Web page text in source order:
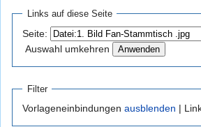
Links auf diese Seite
Seite:
Auswahl umkehren
Filter
Vorlageneinbindungen ausblenden |